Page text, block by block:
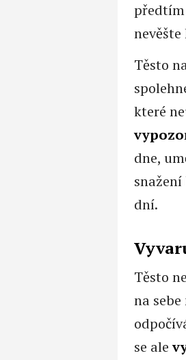
předtím
Těsto
které
dne,
dní.
Těsto
na
se ale